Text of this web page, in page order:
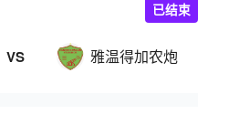
VS 雅温得加农炮
已结束